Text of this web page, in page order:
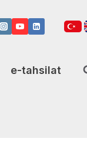
e-tahsilat